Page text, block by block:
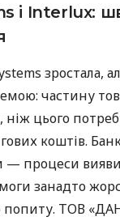
і Interlux:
зростала,
частину
ніж цього
коштів.
— процеси
занадто
ТОВ